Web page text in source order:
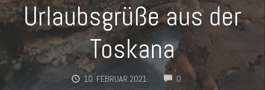
Urlaubsgrüße aus der
Toskana
10. FEBRUAR 2021 0COMMENTS